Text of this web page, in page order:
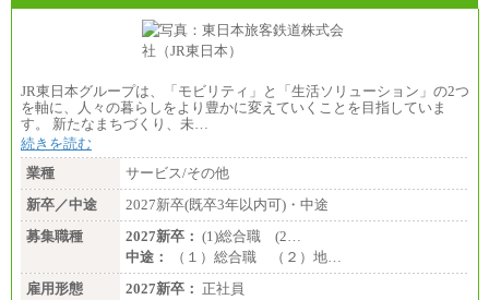
■(株)JTBビジネストランスフォーム
総合職 月給205,000～225,000円＋地域間調整給
エリア総合職 月給185,000円＋地域間調整給
■(株)JTBデータサービス ※2027年新卒募集終了
総合職 月給186,000～194,000円＋地域手当
■I&Jデジタルイノベーション(株)
総合職 月給224,500～242,600円＋地域手当
※詳細はJTBキャリアサイトよりご確認ください。
＜有期社員コース＞
■(株)JTBビジネストランスフォーム
有期契約職 月給185,000～195,000円
※詳細はJTBキャリアサイトよりご確認ください。
JR東日本グループは、「モビリティ」と「生活ソリューション」の2つ
を軸に、人々の暮らしをより豊かに変えていくことを目指していま
す。 新たなまちづくり、未…
続きを読む
業種
サービス/その他
新卒／中途
2027新卒(既卒3年以内可)・中途
募集職種
2027新卒： (1)総合職 (2…
中途：
（１）総合職 （２）地…
雇用形態
2027新卒： 正社員